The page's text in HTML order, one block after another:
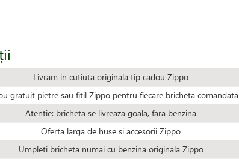
Livram in cutiuta originala tip cadou Zippo
gratuit pietre sau fitil Zippo pentru fiecare bricheta comandata
Atentie: bricheta se livreaza goala, fara benzina
Oferta larga de huse si accesorii Zippo
Umpleti bricheta numai cu benzina originala Zippo